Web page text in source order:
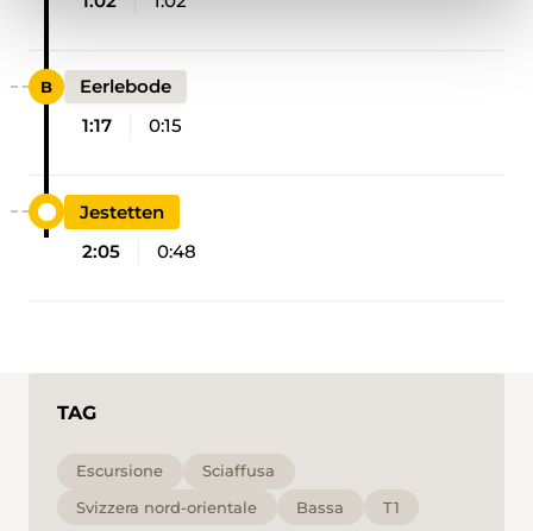
Eerlebode
1:17
0:15
Jestetten
2:05
0:48
TAG
Escursione
Sciaffusa
Svizzera nord-orientale
Bassa T1